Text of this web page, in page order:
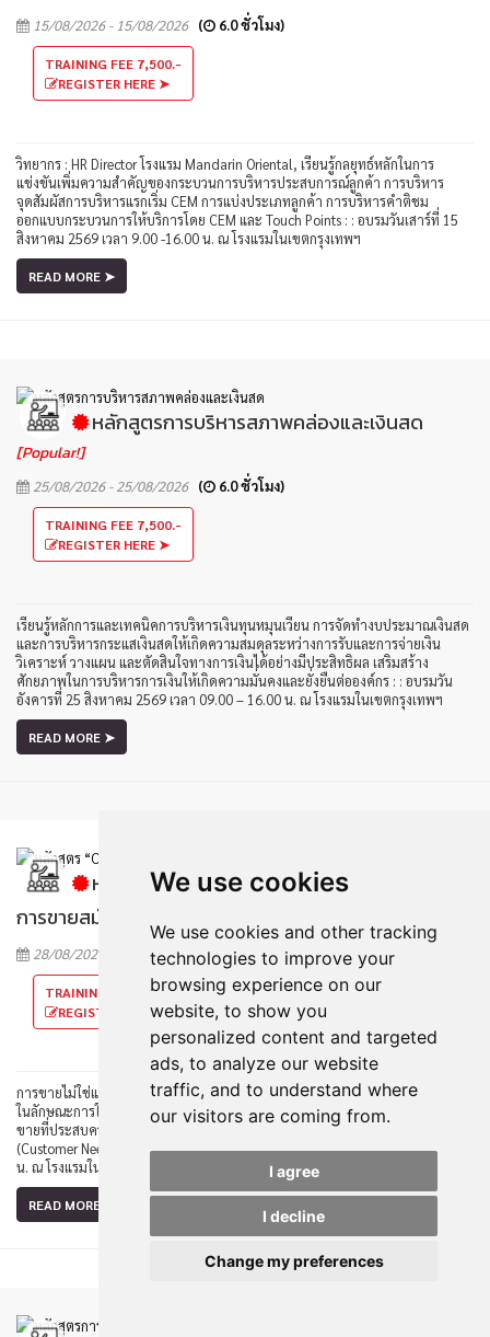
We use cookies
We use cookies and other tracking
technologies to improve your
browsing experience on our
website, to show you
personalized content and targeted
ads, to analyze our website
traffic, and to understand where
our visitors are coming from.
I agree
I decline
Change my preferences
15/08/2026 - 15/08/2026 ( 6.0 ชั่วโมง)
TRAINING FEE 7,500.-
REGISTER HERE ➤
วิทยากร : HR Director โรงแรม Mandarin Oriental, เรียนรู้กลยุทธ์หลักในการ
แข่งขันเพิ่มความสำคัญของกระบวนการบริหารประสบการณ์ลูกค้า การบริหาร
จุดสัมผัสการบริหารแรกเริ่ม CEM การแบ่งประเภทลูกค้า การบริหารคำติชม
ออกแบบกระบวนการให้บริการโดย CEM และ Touch Points : : อบรมวันเสาร์ที่ 15
สิงหาคม 2569 เวลา 9.00 -16.00 น. ณ โรงแรมในเขตกรุงเทพฯ
READ MORE ➤
หลักสูตรการบริหารสภาพคล่องและเงินสด
[Popular!]
25/08/2026 - 25/08/2026 ( 6.0 ชั่วโมง)
TRAINING FEE 7,500.-
REGISTER HERE ➤
เรียนรู้หลักการและเทคนิคการบริหารเงินทุนหมุนเวียน การจัดทำงบประมาณเงินสด
และการบริหารกระแสเงินสดให้เกิดความสมดุลระหว่างการรับและการจ่ายเงิน
วิเคราะห์ วางแผน และตัดสินใจทางการเงินได้อย่างมีประสิทธิผล เสริมสร้าง
ศักยภาพในการบริหารการเงินให้เกิดความมั่นคงและยั่งยืนต่อองค์กร : : อบรมวัน
อังคารที่ 25 สิงหาคม 2569 เวลา 09.00 – 16.00 น. ณ โรงแรมในเขตกรุงเทพฯ
READ MORE ➤
หลักสูตร “Consultative Selling Techniques”
การขายสมัยใหม่เชิงให้คำปรึกษา
28/08/2026 - 28/08/2026( 6.0 ชั่วโมง)
TRAINING FEE 7,500.-
REGISTER HERE ➤
การขายไม่ใช่แค่ขายในวันนี้เท่านั้น แต่ต้องเป็นการขายในระยะยาว เทคนิคการขาย
ในลักษณะการให้คำปรึกษา (Consultative Selling Techniques) จะเป็นรูปแบบการ
ขายที่ประสบความสำเร็จอย่างสูง ด้วยการเข้าใจถึงความต้องการของลูกค้า
(Customer Needs) อย่างแท้จริง : : วันศุกร์ที่ 28 สิงหาคม 2569 เวลา 09.00 – 16.00
น. ณ โรงแรมในเขตกรุงเทพฯ
READ MORE ➤